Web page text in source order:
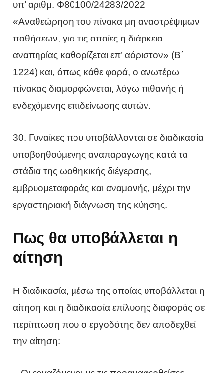
υπ’ αριθμ. Φ80100/24283/2022
«Αναθεώρηση του πίνακα μη αναστρέψιμων
παθήσεων, για τις οποίες η διάρκεια
αναπηρίας καθορίζεται επ’ αόριστον» (Β΄
1224) και, όπως κάθε φορά, ο ανωτέρω
πίνακας διαμορφώνεται, λόγω πιθανής ή
ενδεχόμενης επιδείνωσης αυτών.
30. Γυναίκες που υποβάλλονται σε διαδικασία
υποβοηθούμενης αναπαραγωγής κατά τα
στάδια της ωοθηκικής διέγερσης,
εμβρυομεταφοράς και αναμονής, μέχρι την
εργαστηριακή διάγνωση της κύησης.
Πως θα υποβάλλεται η
αίτηση
Η διαδικασία, μέσω της οποίας υποβάλλεται η
αίτηση και η διαδικασία επίλυσης διαφοράς σε
περίπτωση που ο εργοδότης δεν αποδεχθεί
την αίτηση: